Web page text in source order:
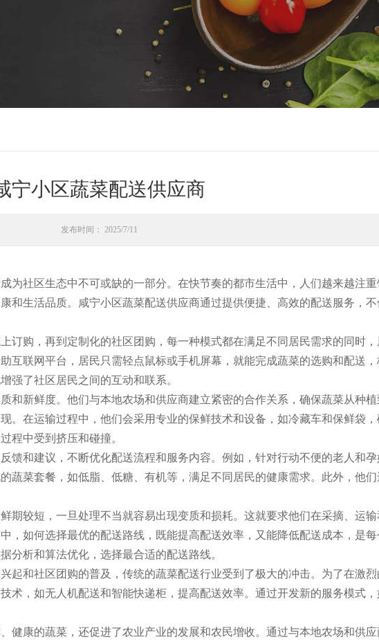
宁小区蔬菜配送供应商
发布时间： 2025/7/11
为社区生态中不可或缺的一部分。在快节奏的都市生活中，人们越来越注
和生活品质。咸宁小区蔬菜配送供应商通过提供便捷、高效的配送服务，
订购，再到定制化的社区团购，每一种模式都在满足不同居民需求的同时
互联网平台，居民只需轻点鼠标或手机屏幕，就能完成蔬菜的选购和配送
强了社区居民之间的互动和联系。
和新鲜度。他们与本地农场和供应商建立紧密的合作关系，确保蔬菜从种
。在运输过程中，他们会采用专业的保鲜技术和设备，如冷藏车和保鲜袋
程中受到挤压和碰撞。
馈和建议，不断优化配送流程和服务内容。例如，针对行动不便的老人和
蔬菜套餐，如低脂、低糖、有机等，满足不同居民的健康需求。此外，他
期较短，一旦处理不当就容易出现变质和损耗。这就要求他们在采摘、运
，如何选择最优的配送路线，既能提高配送效率，又能降低配送成本，是
分析和算法优化，选择最合适的配送路线。
起和社区团购的普及，传统的蔬菜配送行业受到了极大的冲击。为了在激
术，如无人机配送和智能快递柜，提高配送效率。通过开发新的服务模式
健康的蔬菜，还促进了农业产业的发展和农民增收。通过与本地农场和供